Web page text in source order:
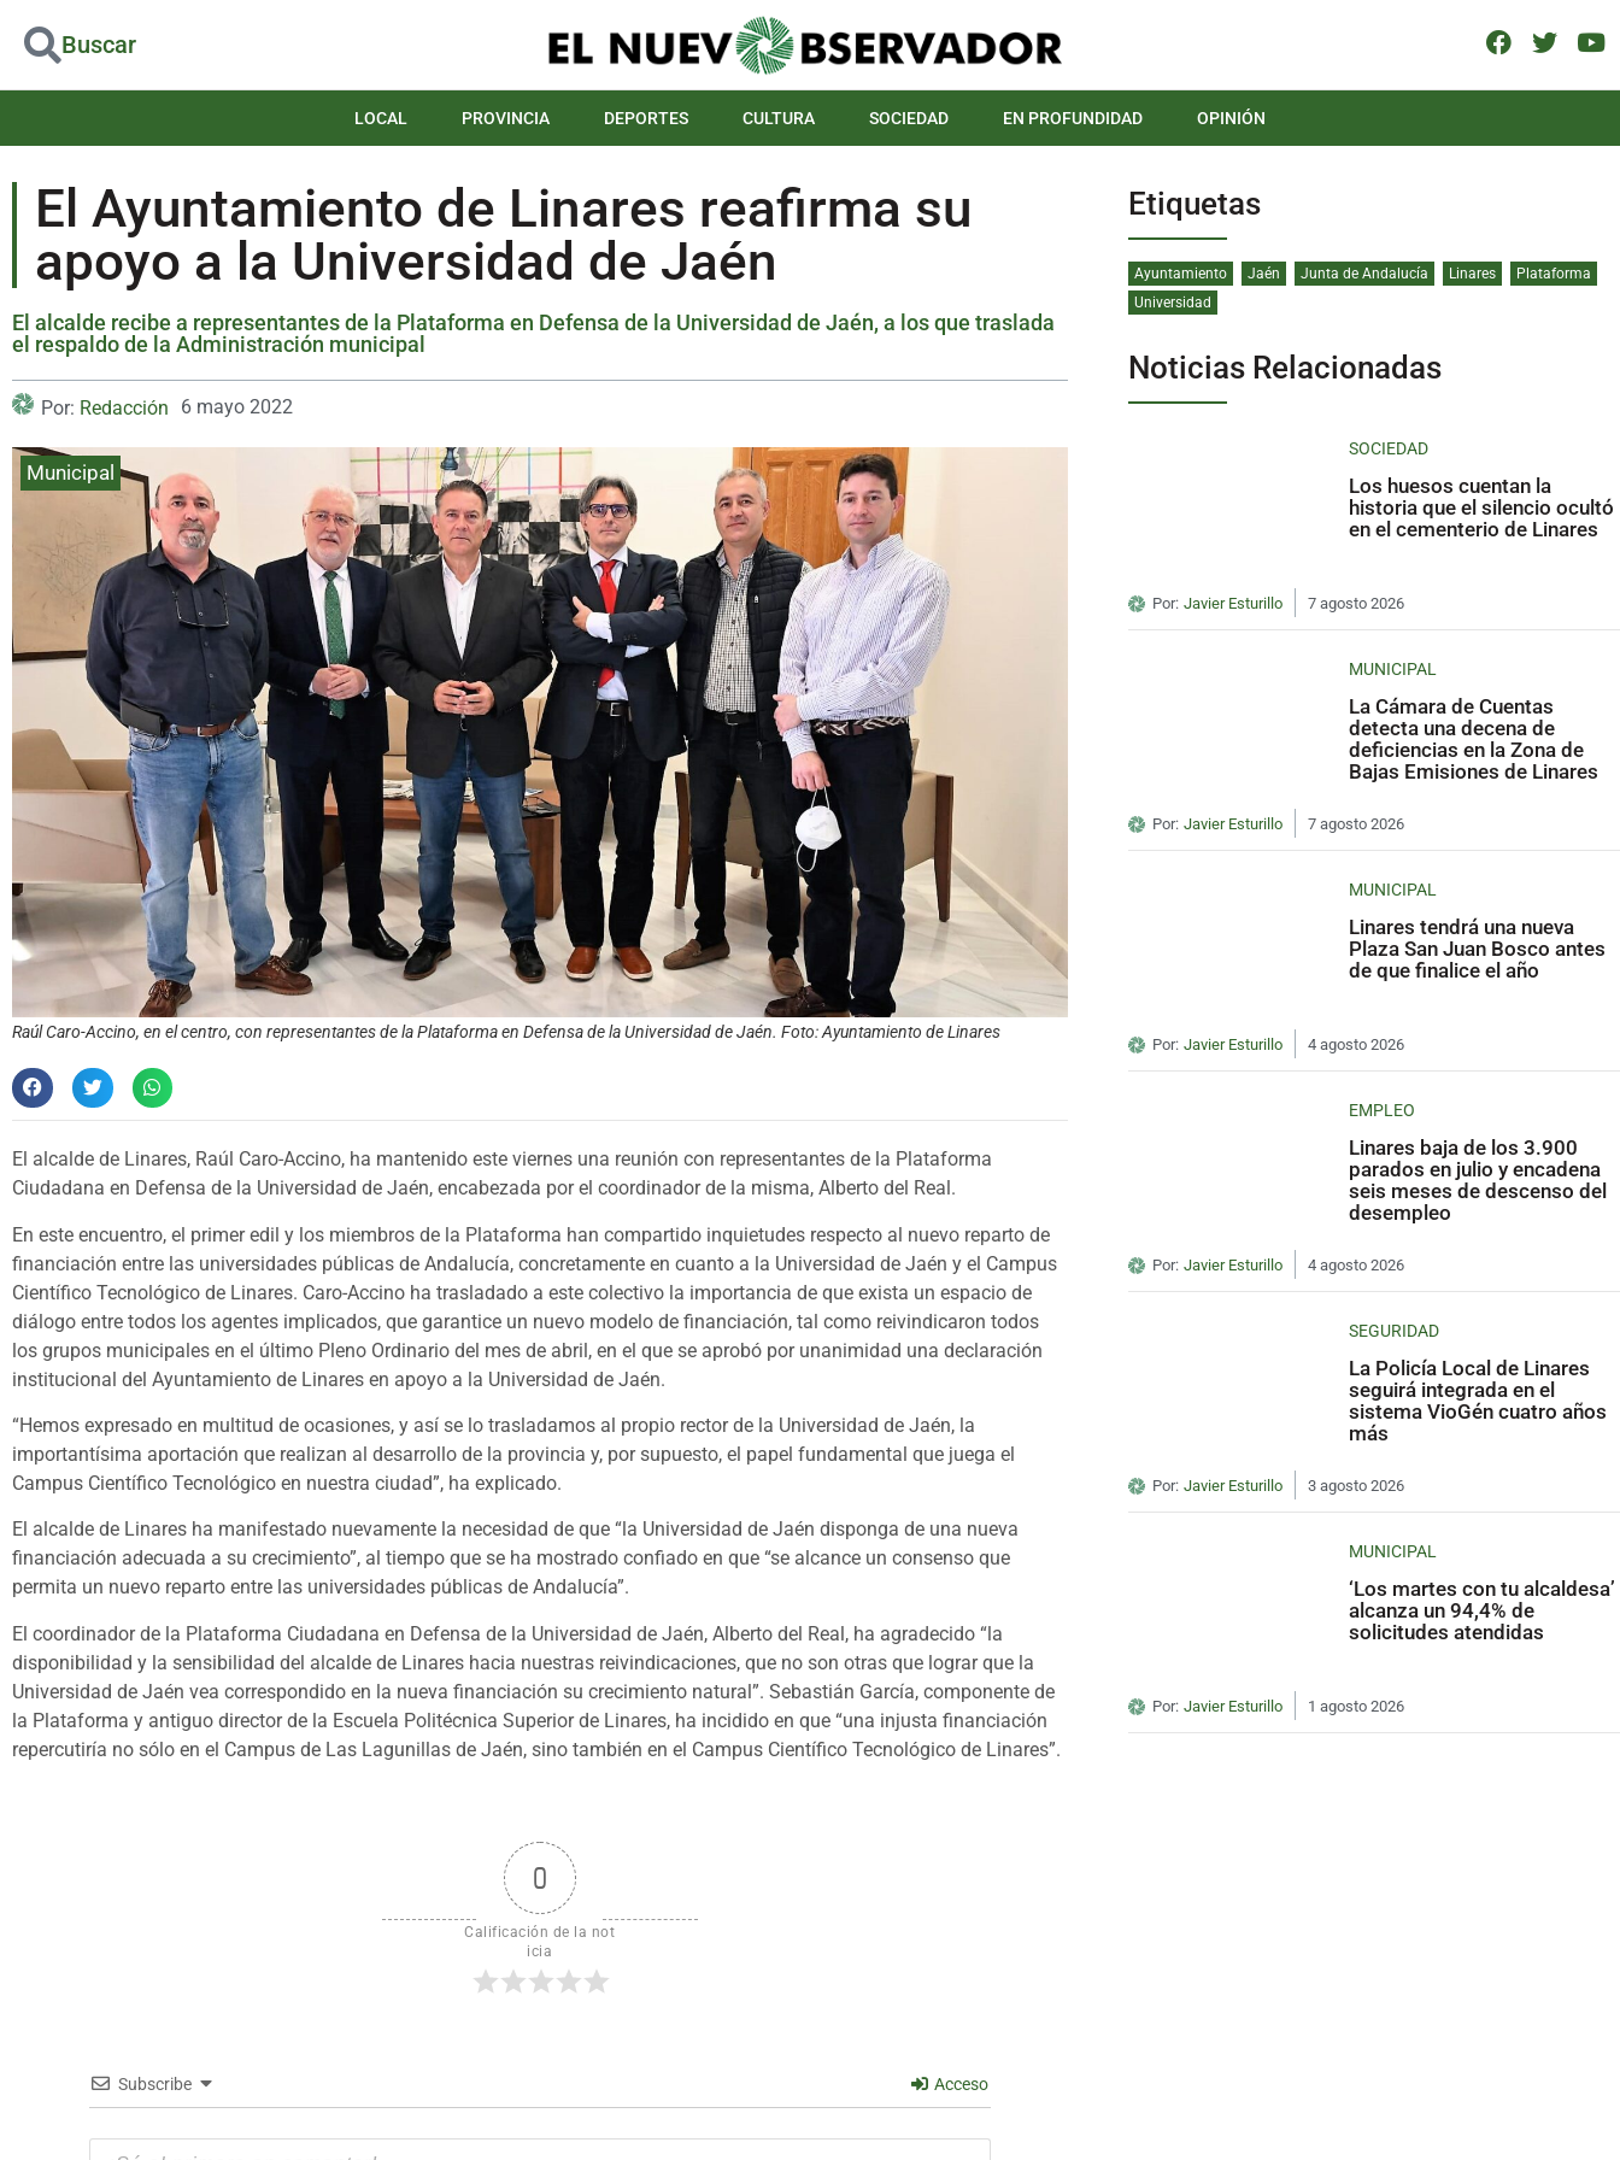
Buscar
LOCAL PROVINCIA DEPORTES CULTURA SOCIEDAD EN PROFUNDIDAD OPINIÓN
El Ayuntamiento de Linares reafirma su
apoyo a la Universidad de Jaén
El alcalde recibe a representantes de la Plataforma en Defensa de la Universidad de Jaén, a los que traslada
el respaldo de la Administración municipal
Por: Redacción 6 mayo 2022
Municipal
Raúl Caro-Accino, en el centro, con representantes de la Plataforma en Defensa de la Universidad de Jaén. Foto: Ayuntamiento de Linares
El alcalde de Linares, Raúl Caro-Accino, ha mantenido este viernes una reunión con representantes de la Plataforma
Ciudadana en Defensa de la Universidad de Jaén, encabezada por el coordinador de la misma, Alberto del Real.
En este encuentro, el primer edil y los miembros de la Plataforma han compartido inquietudes respecto al nuevo reparto de
financiación entre las universidades públicas de Andalucía, concretamente en cuanto a la Universidad de Jaén y el Campus
Científico Tecnológico de Linares. Caro-Accino ha trasladado a este colectivo la importancia de que exista un espacio de
diálogo entre todos los agentes implicados, que garantice un nuevo modelo de financiación, tal como reivindicaron todos
los grupos municipales en el último Pleno Ordinario del mes de abril, en el que se aprobó por unanimidad una declaración
institucional del Ayuntamiento de Linares en apoyo a la Universidad de Jaén.
“Hemos expresado en multitud de ocasiones, y así se lo trasladamos al propio rector de la Universidad de Jaén, la
importantísima aportación que realizan al desarrollo de la provincia y, por supuesto, el papel fundamental que juega el
Campus Científico Tecnológico en nuestra ciudad”, ha explicado.
El alcalde de Linares ha manifestado nuevamente la necesidad de que “la Universidad de Jaén disponga de una nueva
financiación adecuada a su crecimiento”, al tiempo que se ha mostrado confiado en que “se alcance un consenso que
permita un nuevo reparto entre las universidades públicas de Andalucía”.
El coordinador de la Plataforma Ciudadana en Defensa de la Universidad de Jaén, Alberto del Real, ha agradecido “la
disponibilidad y la sensibilidad del alcalde de Linares hacia nuestras reivindicaciones, que no son otras que lograr que la
Universidad de Jaén vea correspondido en la nueva financiación su crecimiento natural”. Sebastián García, componente de
la Plataforma y antiguo director de la Escuela Politécnica Superior de Linares, ha incidido en que “una injusta financiación
repercutiría no sólo en el Campus de Las Lagunillas de Jaén, sino también en el Campus Científico Tecnológico de Linares”.
0
Calificación de la not
icia
Subscribe Acceso
Etiquetas
Ayuntamiento Jaén Junta de Andalucía Linares
Plataforma
Universidad
Noticias Relacionadas
SOCIEDAD
Los huesos cuentan la
historia que el silencio ocultó
en el cementerio de Linares
Por: Javier Esturillo 7 agosto 2026
MUNICIPAL
La Cámara de Cuentas
detecta una decena de
deficiencias en la Zona de
Bajas Emisiones de Linares
Por: Javier Esturillo 7 agosto 2026
MUNICIPAL
Linares tendrá una nueva
Plaza San Juan Bosco antes
de que finalice el año
Por: Javier Esturillo 4 agosto 2026
EMPLEO
Linares baja de los 3.900
parados en julio y encadena
seis meses de descenso del
desempleo
Por: Javier Esturillo 4 agosto 2026
SEGURIDAD
La Policía Local de Linares
seguirá integrada en el
sistema VioGén cuatro años
más
Por: Javier Esturillo 3 agosto 2026
MUNICIPAL
‘Los martes con tu alcaldesa’
alcanza un 94,4% de
solicitudes atendidas
Por: Javier Esturillo 1 agosto 2026